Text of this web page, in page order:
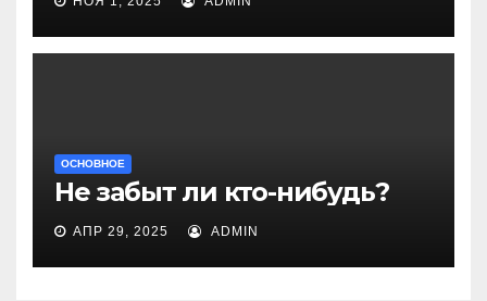
ОСНОВНОЕ
Не забыт ли кто-нибудь?
АПР 29, 2025 ADMIN